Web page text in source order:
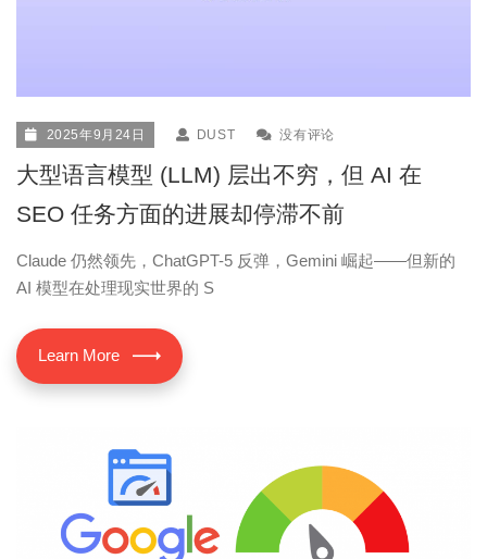
2025年9月24日 DUST 没有评论
大型语言模型 (LLM) 层出不穷，但 AI 在
SEO 任务方面的进展却停滞不前
Claude 仍然领先，ChatGPT-5 反弹，Gemini 崛起——但新的
AI 模型在处理现实世界的 S
Learn More